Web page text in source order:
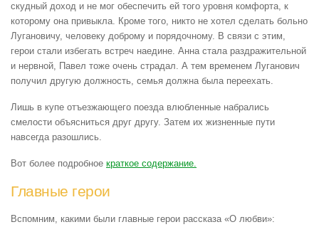
скудный доход и не мог обеспечить ей того уровня комфорта, к
которому она привыкла. Кроме того, никто не хотел сделать больно
Лугановичу, человеку доброму и порядочному. В связи с этим,
герои стали избегать встреч наедине. Анна стала раздражительной
и нервной, Павел тоже очень страдал. А тем временем Луганович
получил другую должность, семья должна была переехать.
Лишь в купе отъезжающего поезда влюбленные набрались
смелости объясниться друг другу. Затем их жизненные пути
навсегда разошлись.
Вот более подробное краткое содержание.
Главные герои
Вспомним, какими были главные герои рассказа «О любви»: